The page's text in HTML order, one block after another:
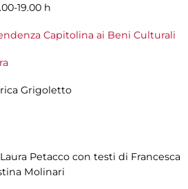
19.00 h
Capitolina ai Beni Culturali
Grigoletto
Petacco con testi di Francesca
Molinari